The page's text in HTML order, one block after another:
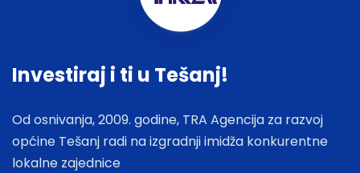
Investiraj i ti u Tešanj!
Od osnivanja, 2009. godine, TRA Agencija za razvoj
općine Tešanj radi na izgradnji imidža konkurentne
lokalne zajednice